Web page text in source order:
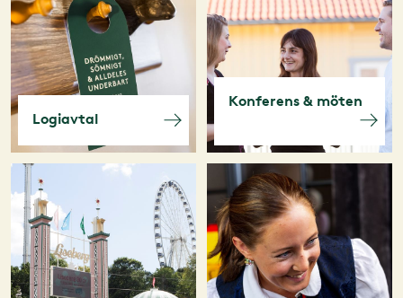
Logiavtal
Konferens & möten